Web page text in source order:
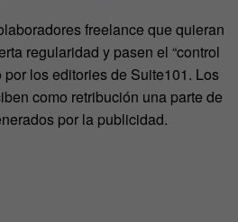
freelance que quieran
regularidad y pasen el “control
los editories de Suite101. Los
como retribución una parte de
por la publicidad.